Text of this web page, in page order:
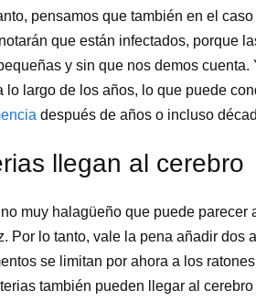
pensamos que también en el
que están infectados, porque
y sin que nos demos
lo largo de los años, lo que puede
después de años o incluso
llegan al cerebro
muy halagüeño que puede
Por lo tanto, vale la pena añadir dos
se limitan por ahora a los
también pueden llegar al